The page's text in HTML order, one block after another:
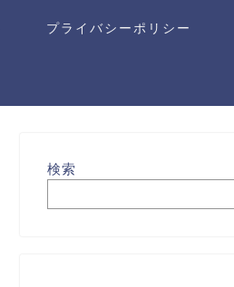
プライバシーポリシー
検索